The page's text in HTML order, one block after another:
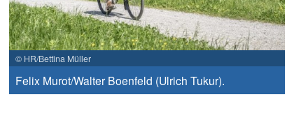
© HR/Bettina Müller
Felix Murot/Walter Boenfeld (Ulrich Tukur).